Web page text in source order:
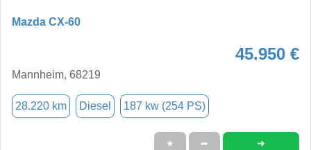
Mazda CX-60
45.950 €
Mannheim, 68219
28.220 km Diesel 187 kw (254 PS)
★ ➦ ➜